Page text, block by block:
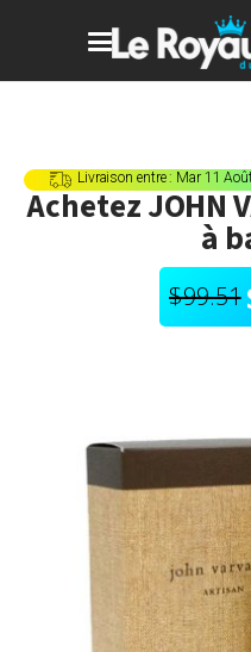
Livraison entre : Mar 11
AchetezJOHN
à
$99.51
Le
était
Le
est :